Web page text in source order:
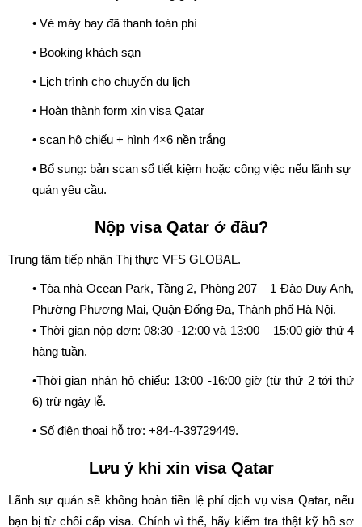
• Vé máy bay đã thanh toán phí
• Booking khách sạn
• Lịch trình cho chuyến du lịch
• Hoàn thành form xin visa Qatar
• scan hộ chiếu + hình 4×6 nền trắng
• Bổ sung: bản scan sổ tiết kiệm hoặc công việc nếu lãnh sự
quán yêu cầu.
Nộp visa Qatar ở đâu?
Trung tâm tiếp nhận Thị thực VFS GLOBAL.
• Tòa nhà Ocean Park, Tầng 2, Phòng 207 – 1 Đào Duy Anh,
Phường Phương Mai, Quận Đống Đa, Thành phố Hà Nội.
• Thời gian nộp đơn: 08:30 -12:00 và 13:00 – 15:00 giờ thứ 4
hàng tuần.
•Thời gian nhận hộ chiếu: 13:00 -16:00 giờ (từ thứ 2 tới thứ
6) trừ ngày lễ.
• Số điện thoại hỗ trợ: +84-4-39729449.
Lưu ý khi xin visa Qatar
Lãnh sự quán sẽ không hoàn tiền lệ phí dịch vụ visa Qatar, nếu
bạn bị từ chối cấp visa. Chính vì thế, hãy kiểm tra thật kỹ hồ sơ